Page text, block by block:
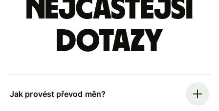
Nejčastější
dotazy
Jak provést převod měn?